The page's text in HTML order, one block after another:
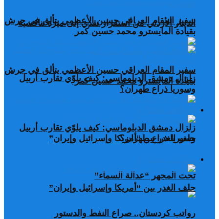
سفير المقام العراقي حسين الأعظمي يتألق في جرش
بقيادة المايسترو محمد حسين كمر
زلزال دمشق الدبلوماسي: كيف يلوّي تقارب أربيل
وسوريا ذراع طهران؟
حلف الغدر بين “أمريكا وإسرائيل وإيران”
تحت المجهر “عدالة السماء”
رواتب كردستان.. صراع النفط والدستور
الدينار الأردني من استقرار نقدي إلى ميزة تنافسية
سفير المقام العراقي حسين الأعظمي يتألق في جرش
بقيادة المايسترو محمد حسين كمر
زلزال دمشق الدبلوماسي: كيف يلوّي تقارب أربيل
وسوريا ذراع طهران؟
حلف الغدر بين “أمريكا وإسرائيل وإيران”